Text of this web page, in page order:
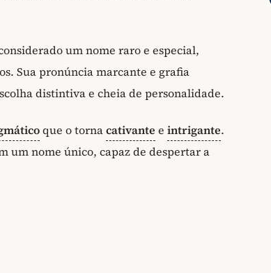
um nome raro e especial,
Sua pronúncia marcante e grafia
distintiva e cheia de personalidade.
que o tornacativante e intrigante.
um nome único, capaz de despertar a